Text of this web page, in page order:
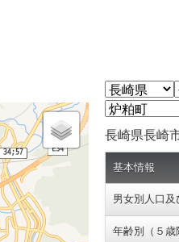
長崎県長崎
基本情報
男女別人口及
年齢別（５歳